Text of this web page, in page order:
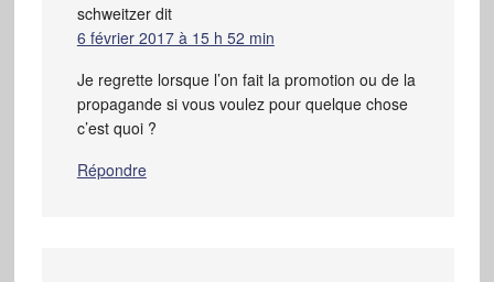
schweitzer dit
6 février 2017 à 15 h 52 min
Je regrette lorsque l’on fait la promotion ou de la
propagande si vous voulez pour quelque chose
c’est quoi ?
Répondre